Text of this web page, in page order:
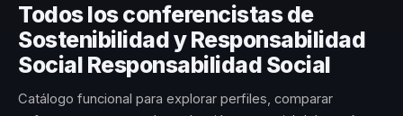
Todos los conferencistas de
Sostenibilidad y Responsabilidad
Social Responsabilidad Social
Catálogo funcional para explorar perfiles, comparar